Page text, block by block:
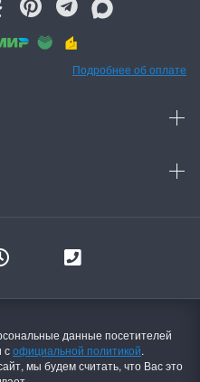
Подробнее об оплате
данные посетителей
софициальной политикой.
мы будем считать, что Вас это